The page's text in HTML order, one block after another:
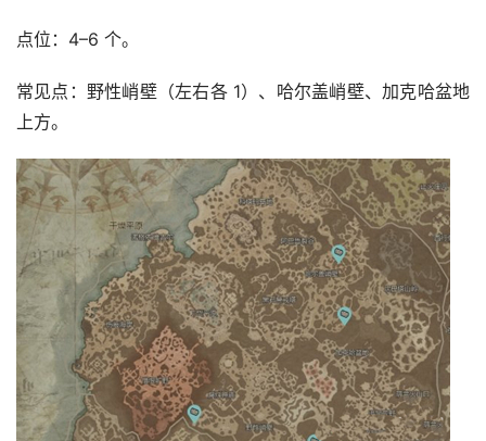
点位：4–6 个。
常见点：野性峭壁（左右各 1）、哈尔盖峭壁、加克哈盆地
上方。